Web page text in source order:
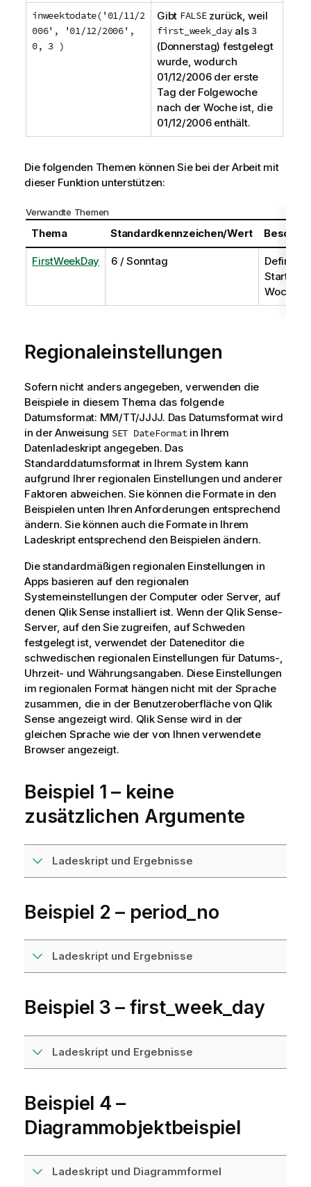
inweektodate('01/11/2
006', '01/12/2006',
0, 3 )
Gibt FALSEzurück, weil
first_week_dayals 3
(Donnerstag) festgelegt
wurde, wodurch
01/12/2006der erste
Tag der Folgewoche
nach der Woche ist, die
01/12/2006enthält.
Die folgenden Themen können Sie bei der Arbeit mit
dieser Funktion unterstützen:
Verwandte Themen
Thema Standardkennzeichen/Wert
FirstWeekDay 6 / Sonntag
Definiert
Starttag
Woche.
Regionaleinstellungen
Sofern nicht anders angegeben, verwenden die
Beispiele in diesem Thema das folgende
Datumsformat: MM/TT/JJJJ. Das Datumsformat wird
in der Anweisung SET DateFormatin Ihrem
Datenladeskript angegeben. Das
Standarddatumsformat in Ihrem System kann
aufgrund Ihrer regionalen Einstellungen und anderer
Faktoren abweichen. Sie können die Formate in den
Beispielen unten Ihren Anforderungen entsprechend
ändern. Sie können auch die Formate in Ihrem
Ladeskript entsprechend den Beispielen ändern.
Die standardmäßigen regionalen Einstellungen in
Apps basieren auf den regionalen
Systemeinstellungen der Computer oder Server, auf
denen Qlik Sense installiert ist. Wenn der Qlik Sense-
Server, auf den Sie zugreifen, auf Schweden
festgelegt ist, verwendet der Dateneditor die
schwedischen regionalen Einstellungen für Datums-,
Uhrzeit- und Währungsangaben. Diese Einstellungen
im regionalen Format hängen nicht mit der Sprache
zusammen, die in der Benutzeroberfläche von Qlik
Senseangezeigt wird. Qlik Sense wird in der
gleichen Sprache wie der von Ihnen verwendete
Browser angezeigt.
Beispiel 1 – keine
zusätzlichen Argumente
Ladeskript und Ergebnisse
Beispiel 2 – period_no
Ladeskript und Ergebnisse
Beispiel 3 – first_week_day
Ladeskript und Ergebnisse
Beispiel 4 –
Diagrammobjektbeispiel
Ladeskript und Diagrammformel